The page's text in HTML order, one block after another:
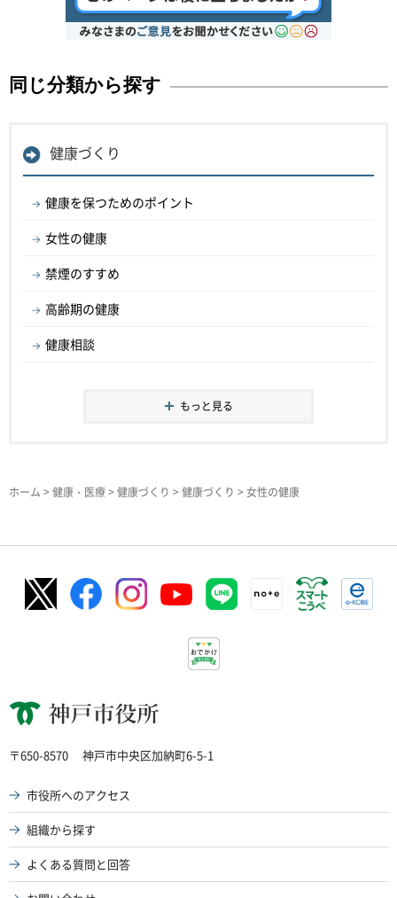
同じ分類から探す
健康づくり
健康を保つためのポイント
女性の健康
禁煙のすすめ
高齢期の健康
健康相談
もっと見る
ホーム > 健康・医療> 健康づくり > 健康づくり > 女性の健康
神戸市役所
〒650-8570 神戸市中央区加納町6-5-1
市役所へのアクセス
組織から探す
よくある質問と回答